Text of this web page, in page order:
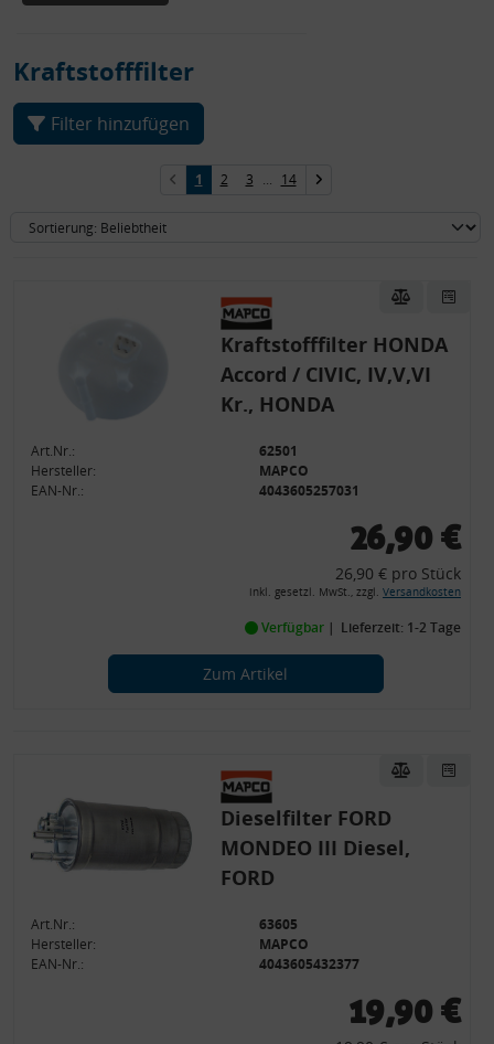
Kraftstofffilter
Filter hinzufügen
1 2 3 ... 14
Kraftstofffilter HONDA
Accord / CIVIC, IV,V,VI
Kr., HONDA
Art.Nr.:
62501
Hersteller:
MAPCO
EAN-Nr.:
4043605257031
26,90 €
26,90 € pro Stück
inkl. gesetzl. MwSt., zzgl. Versandkosten
Verfügbar Lieferzeit: 1-2 Tage
Zum Artikel
Dieselfilter FORD
MONDEO III Diesel,
FORD
Art.Nr.:
63605
Hersteller:
MAPCO
EAN-Nr.:
4043605432377
19,90 €